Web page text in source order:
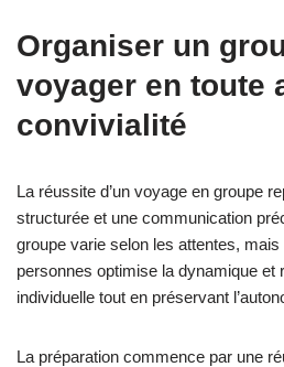
Organiser un
voyager en toute
convivialité
La réussite d’un voyage en groupe
structurée et une communication
groupe varie selon les attentes,
personnes optimise la dynamique et
individuelle tout en préservant
La préparation commence par une